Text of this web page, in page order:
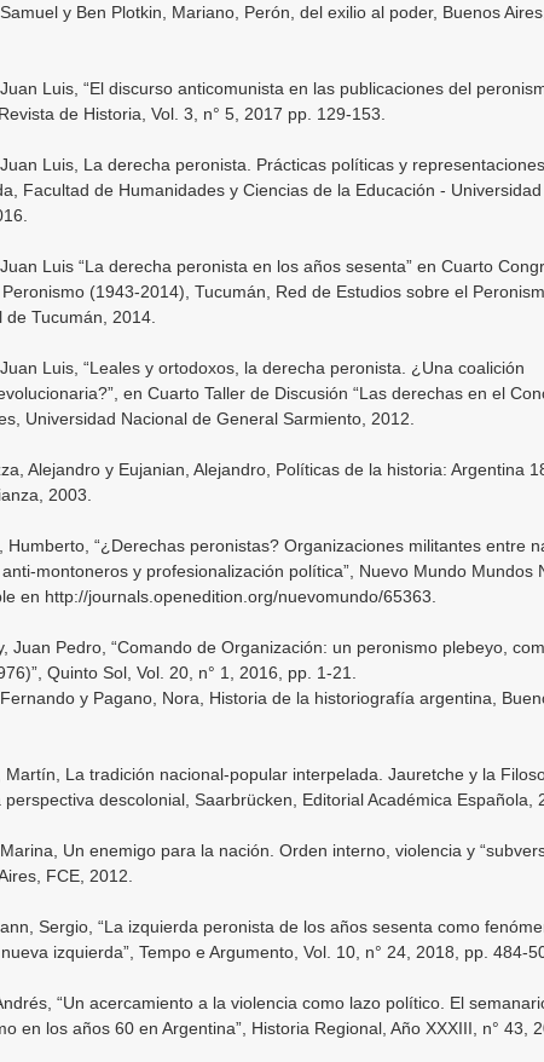
y Ben Plotkin, Mariano, Perón, del exilio al poder, Buenos
Luis, “El discurso anticomunista en las publicaciones del
de Historia, Vol. 3, n° 5, 2017 pp. 129-153.
Luis, La derecha peronista. Prácticas políticas y
Facultad de Humanidades y Ciencias de la Educación -
Luis “La derecha peronista en los años sesenta” en Cuarto
(1943-2014), Tucumán, Red de Estudios sobre el
de Tucumán, 2014.
Luis, “Leales y ortodoxos, la derecha peronista. ¿Una coalición
en Cuarto Taller de Discusión “Las derechas en el
Universidad Nacional de General Sarmiento, 2012.
Alejandro y Eujanian, Alejandro, Políticas de la historia: Argentina
2003.
Humberto, “¿Derechas peronistas? Organizaciones militantes entre
montoneros y profesionalización política”, Nuevo Mundo Mundos
en http://journals.openedition.org/nuevomundo/65363.
Juan Pedro, “Comando de Organización: un peronismo plebeyo,
Quinto Sol, Vol. 20, n° 1, 2016, pp. 1-21.
y Pagano, Nora, Historia de la historiografía argentina,
Martín, La tradición nacional-popular interpelada. Jauretche y la
perspectiva descolonial, Saarbrücken, Editorial Académica Española,
Un enemigo para la nación. Orden interno, violencia y
FCE, 2012.
Sergio, “La izquierda peronista de los años sesenta como
izquierda”, Tempo e Argumento, Vol. 10, n° 24, 2018, pp. 484-
“Un acercamiento a la violencia como lazo político. El
en los años 60 en Argentina”, Historia Regional, Año XXXIII, n° 43,